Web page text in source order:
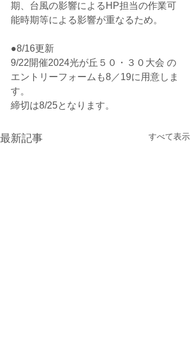
期、台風の影響によるHP担当の作業可
能時期等による影響が重なるため。
●8/16更新
9/22開催2024光が丘５０・３０大会 の
エントリーフォームも8／19に用意しま
す。
締切は8/25となります。
最新記事 すべて表示